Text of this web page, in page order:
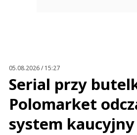
05.08.2026 / 15:27
Serial przy
Polomarket
system kaucyjny